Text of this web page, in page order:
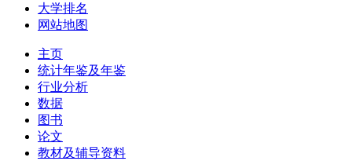
大学排名
网站地图
主页
统计年鉴及年鉴
行业分析
数据
图书
论文
教材及辅导资料